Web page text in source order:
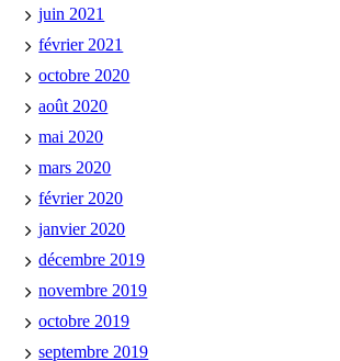
juin 2021
février 2021
octobre 2020
août 2020
mai 2020
mars 2020
février 2020
janvier 2020
décembre 2019
novembre 2019
octobre 2019
septembre 2019